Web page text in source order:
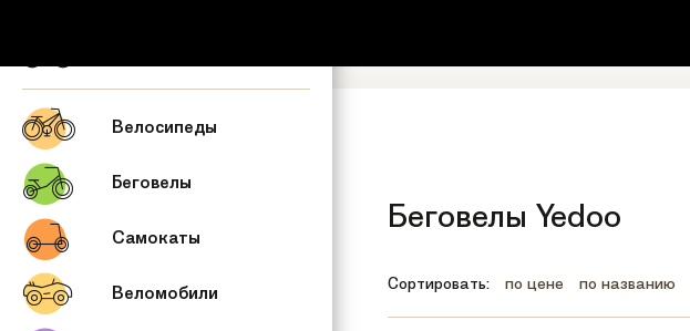
Велосипеды
Беговелы
Самокаты
Веломобили
Беговелы Yedoo
Сортировать: по цене по названию